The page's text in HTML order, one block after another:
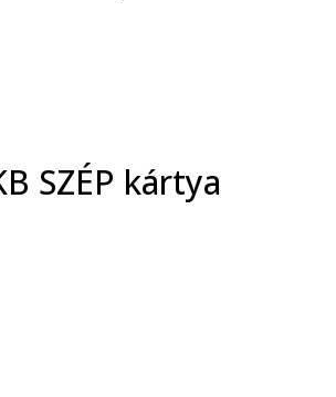
SZÉP kártya​